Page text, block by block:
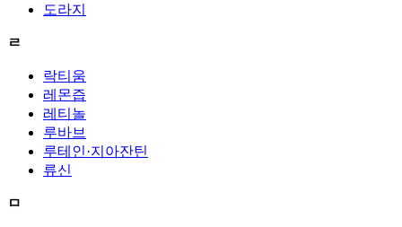
도라지
ㄹ
락티움
레몬즙
레티놀
루바브
루테인·지아잔틴
류신
ㅁ